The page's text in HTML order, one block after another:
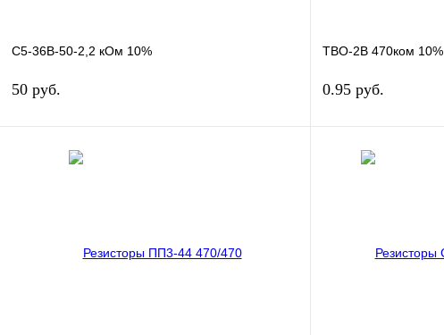
С5-36В-50-2,2 кОм 10%
50 руб.
наличии
ТВО-2В 470ком 10%
0.95 руб.